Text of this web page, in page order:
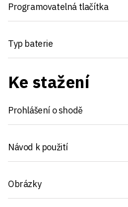
Programovatelná tlačítka
Typ baterie
Ke stažení
Prohlášení o shodě
Návod k použití
Obrázky